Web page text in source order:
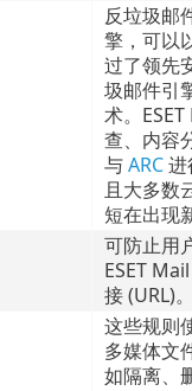
反垃圾邮
擎，可以
过了领先
圾邮件引
术。
查、内容
与ARC进
且大多数
短在出现
可防止用
ESET
接 (URL)
这些规则
多媒体文
如隔离、